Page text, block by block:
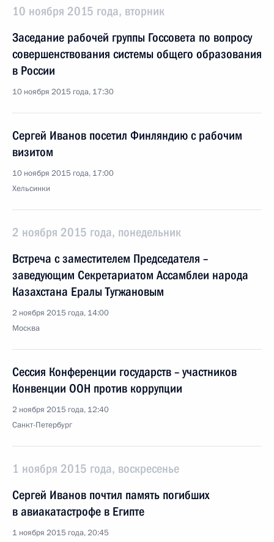
10 ноября 2015 года, вторник
Заседание рабочей группы Госсовета по вопросу
совершенствования системы общего образования
в России
10 ноября 2015 года, 17:30
Сергей Иванов посетил Финляндию с рабочим
визитом
10 ноября 2015 года, 17:00
Хельсинки
2 ноября 2015 года, понедельник
Встреча с заместителем Председателя –
заведующим Секретариатом Ассамблеи народа
Казахстана Ералы Тугжановым
2 ноября 2015 года, 14:00
Москва
Сессия Конференции государств – участников
Конвенции ООН против коррупции
2 ноября 2015 года, 12:40
Санкт-Петербург
1 ноября 2015 года, воскресенье
Сергей Иванов почтил память погибших
в авиакатастрофе в Египте
1 ноября 2015 года, 20:45